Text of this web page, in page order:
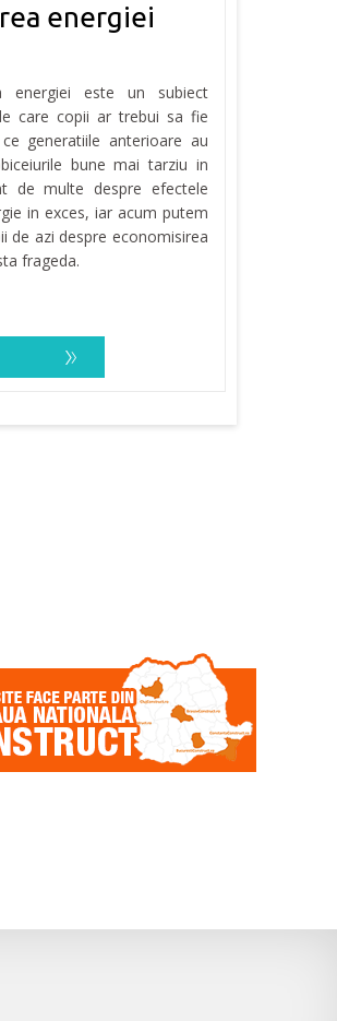
energiei
este un subiect
care copii ar trebui sa fie
generatiile anterioare au
bune mai tarziu in
de multe despre efectele
in exces, iar acum putem
de azi despre economisirea
frageda.